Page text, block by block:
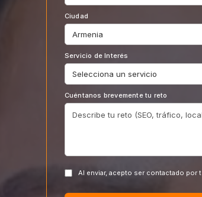
Ciudad
Servicio de Interés
Cuéntanos brevemente tu reto
Al enviar, acepto ser contactado por